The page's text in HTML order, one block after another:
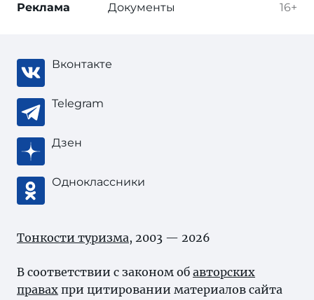
16+
Реклама Документы
Вконтакте
Telegram
Дзен
Одноклассники
Тонкости туризма, 2003 — 2026
В соответствии с законом об авторских
правах при цитировании материалов сайта